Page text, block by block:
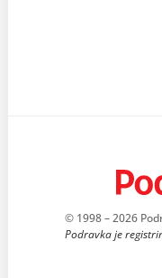
© 1998 – 2026
Podravka je